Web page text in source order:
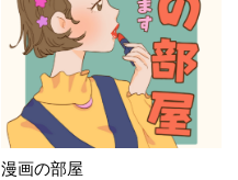
漫画の部屋